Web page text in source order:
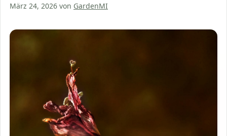
März 24, 2026 von GardenMI